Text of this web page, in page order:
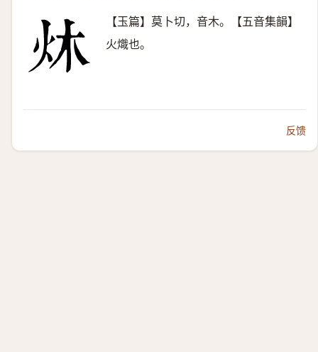
【玉篇】莫卜切，音木。【五音集韻】
火熾也。
反馈